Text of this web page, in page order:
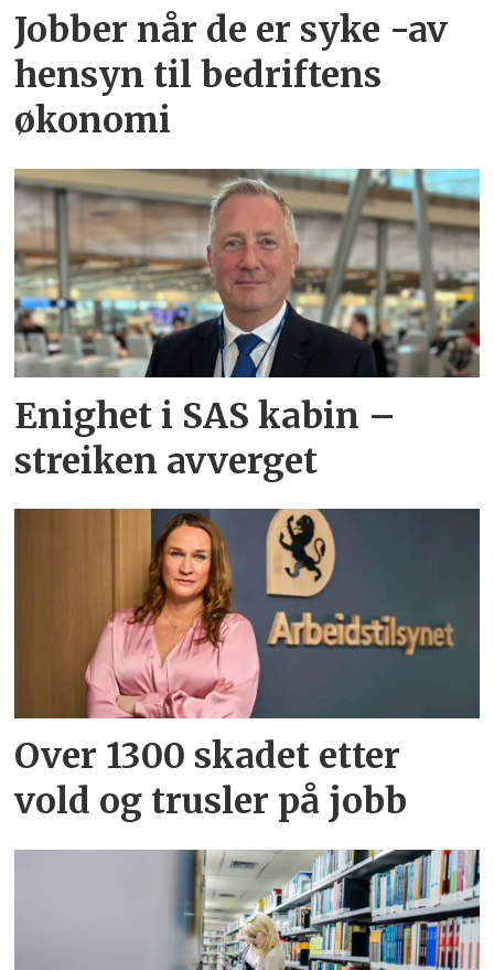
Jobber når de er syke -av
hensyn til bedriftens
økonomi
Enighet i SAS kabin –
streiken avverget
Over 1300 skadet etter
vold og trusler på jobb